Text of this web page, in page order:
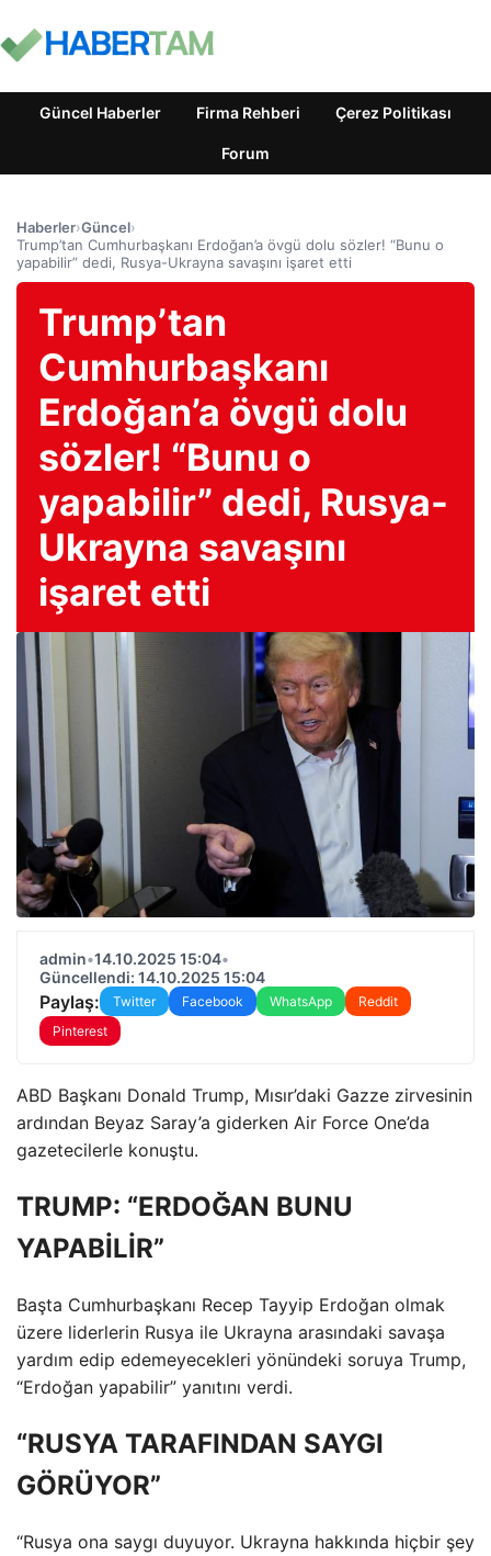
Güncel Haberler Firma Rehberi Çerez Politikası
Forum
Haberler›Güncel›
Trump’tan Cumhurbaşkanı Erdoğan’a övgü dolu sözler! “Bunu o
yapabilir” dedi, Rusya-Ukrayna savaşını işaret etti
Trump’tan
Cumhurbaşkanı
Erdoğan’a övgü dolu
sözler! “Bunu o
yapabilir” dedi, Rusya-
Ukrayna savaşını
işaret etti
admin•14.10.2025 15:04•
Güncellendi: 14.10.2025 15:04
Paylaş: Twitter Facebook WhatsApp
Reddit
Pinterest
ABD Başkanı Donald Trump, Mısır’daki Gazze zirvesinin
ardından Beyaz Saray’a giderken Air Force One’da
gazetecilerle konuştu.
TRUMP: “ERDOĞAN BUNU
YAPABİLİR”
Başta Cumhurbaşkanı Recep Tayyip Erdoğan olmak
üzere liderlerin Rusya ile Ukrayna arasındaki savaşa
yardım edip edemeyecekleri yönündeki soruya Trump,
“Erdoğan yapabilir” yanıtını verdi.
“RUSYA TARAFINDAN SAYGI
GÖRÜYOR”
“Rusya ona saygı duyuyor. Ukrayna hakkında hiçbir şey